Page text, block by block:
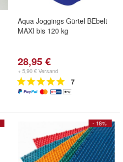
Aqua Joggings Gürtel BEbelt
MAXI bis 120 kg
28,95 €
+ 5,90 € Versand
7
- 18%